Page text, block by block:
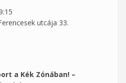
utcája 33.
a Kék Zónában! –